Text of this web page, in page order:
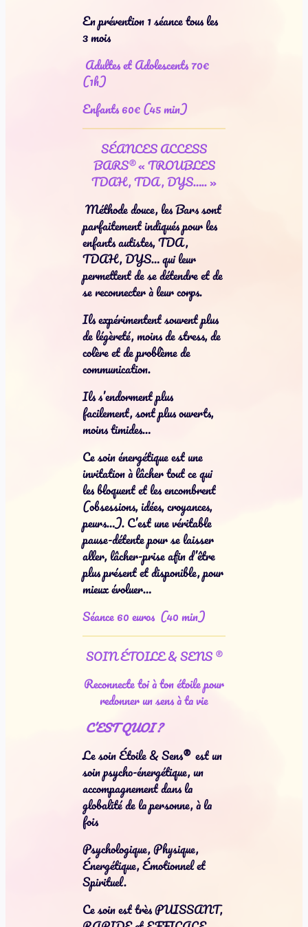
En prévention 1 séance tous les
3 mois
Adultes et Adolescents 70€
(1h)
Enfants 60€ (45 min)
SÉANCES ACCESS
BARS® « TROUBLES
TDAH, TDA, DYS….. »
Méthode douce, les Bars sont
parfaitement indiqués pour les
enfants autistes, TDA,
TDAH, DYS… qui leur
permettent de se détendre et de
se reconnecter à leur corps.
Ils expérimentent souvent plus
de légèreté, moins de stress, de
colère et de problème de
communication.
Ils s’endorment plus
facilement, sont plus ouverts,
moins timides…
Ce soin énergétique est une
invitation à lâcher tout ce qui
les bloquent et les encombrent
(obsessions, idées, croyances,
peurs…). C’est une véritable
pause-détente pour se laisser
aller, lâcher-prise afin d’être
plus présent et disponible, pour
mieux évoluer…
Séance 60 euros (40 min)
SOIN ÉTOILE & SENS ®
Reconnecte toi à ton étoile pour
redonner un sens à ta vie
C’EST QUOI ?
Le soin Étoile & Sens® est un
soin psycho-énergétique, un
accompagnement dans la
globalité de la personne, à la
fois
Psychologique, Physique,
Énergétique, Émotionnel et
Spirituel.
Ce soin est très PUISSANT,